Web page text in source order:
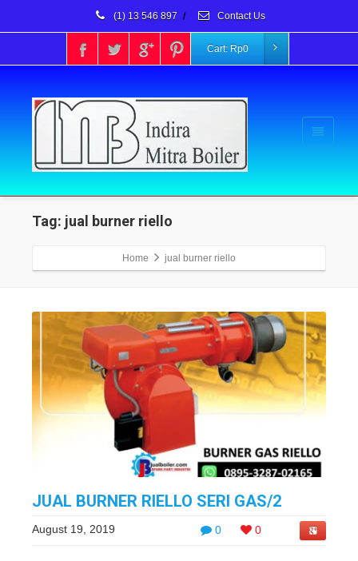
(1) 13 546 897 / Contact Us
Cart: Rp0
Tag: jual burner riello
Home jual burner riello
JUAL BURNER RIELLO SERI GAS/2
0 0
August 19, 2019